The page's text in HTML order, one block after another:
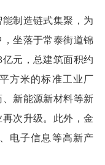
制造链式集聚，为
坐落于常泰街道锦
元，总建筑面积约
方米的标准工业厂
新能源新材料等新
次升级。此外，金
电子信息等高新产